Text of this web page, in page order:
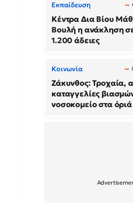
Εκπαίδευση
Κέντρα Δια Βίου
Βουλή η ανάκληση
1.200 άδειες
Κοινωνία
Ζάκυνθος: Τροχαία,
καταγγελίες
νοσοκομείο στα όριά